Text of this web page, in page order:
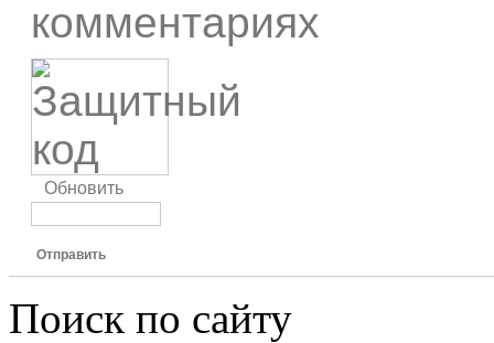
комментариях
Обновить
Отправить
Поиск по сайту